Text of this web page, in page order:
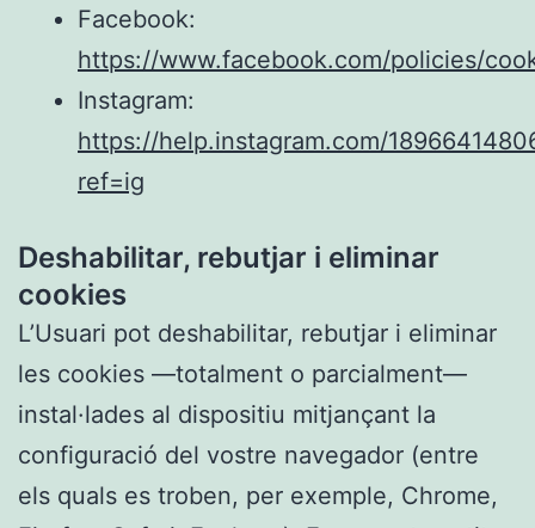
Facebook:
https://www.facebook.com/policies/
Instagram:
https://help.instagram.com/
ref=ig
Deshabilitar, rebutjar i eliminar
cookies
L’Usuari pot deshabilitar, rebutjar i eliminar
les cookies —totalment o parcialment—
instal·lades al dispositiu mitjançant la
configuració del vostre navegador (entre
els quals es troben, per exemple, Chrome,